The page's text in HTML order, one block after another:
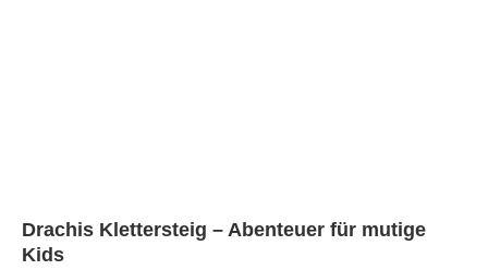
Drachis Klettersteig – Abenteuer für mutige
Kids